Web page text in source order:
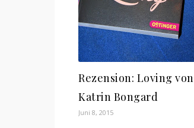
Rezension: Loving von
Katrin Bongard
Juni 8, 2015